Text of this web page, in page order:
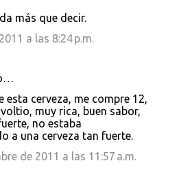
más que decir.
a las 8:24 p.m.
esta cerveza, me compre 12,
muy rica, buen sabor,
no estaba
a una cerveza tan fuerte.
de 2011 a las 11:57 a.m.